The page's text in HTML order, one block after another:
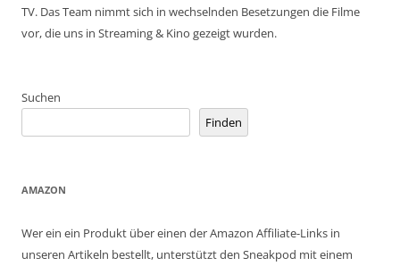
TV. Das Team nimmt sich in wechselnden Besetzungen die Filme
vor, die uns in Streaming & Kino gezeigt wurden.
Suchen
Finden
AMAZON
Wer ein ein Produkt über einen der Amazon Affiliate-Links in
unseren Artikeln bestellt, unterstützt den Sneakpod mit einem